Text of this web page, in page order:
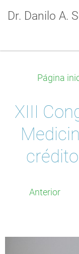
Dr. Danilo A.
Página
XIII
Anterior